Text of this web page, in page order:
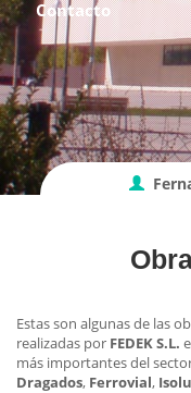
Contacto
Estas son algunas de las
realizadas por FEDEK S.L.
más importantes del
Dragados, Ferrovial,